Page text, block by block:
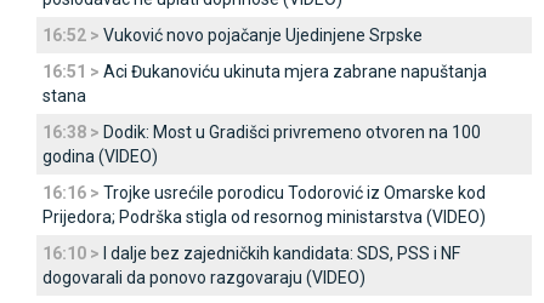
16:52 > Vuković novo pojačanje Ujedinjene Srpske
16:51 > Aci Đukanoviću ukinuta mjera zabrane napuštanja
stana
16:38 > Dodik: Most u Gradišci privremeno otvoren na 100
godina (VIDEO)
16:16 > Trojke usrećile porodicu Todorović iz Omarske kod
Prijedora; Podrška stigla od resornog ministarstva (VIDEO)
16:10 >
I dalje bez zajedničkih kandidata: SDS, PSS i NF
dogovarali da ponovo razgovaraju (VIDEO)